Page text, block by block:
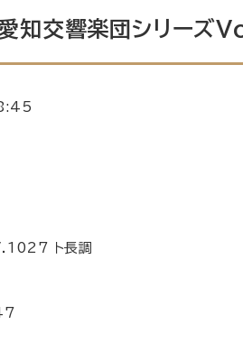
知交響楽団シリーズ
ト長調